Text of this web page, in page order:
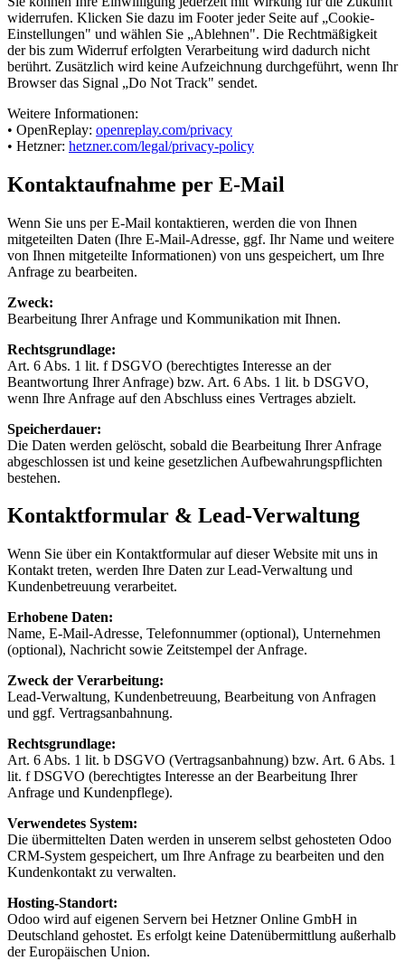
widerrufen. Klicken Sie dazu im Footer jeder Seite auf „Cookie-
Einstellungen" und wählen Sie „Ablehnen". Die Rechtmäßigkeit
der bis zum Widerruf erfolgten Verarbeitung wird dadurch nicht
berührt. Zusätzlich wird keine Aufzeichnung durchgeführt, wenn Ihr
Browser das Signal „Do Not Track" sendet.
Weitere Informationen:
• OpenReplay: openreplay.com/privacy
• Hetzner: hetzner.com/legal/privacy-policy
Kontaktaufnahme per E-Mail
Wenn Sie uns per E-Mail kontaktieren, werden die von Ihnen
mitgeteilten Daten (Ihre E-Mail-Adresse, ggf. Ihr Name und weitere
von Ihnen mitgeteilte Informationen) von uns gespeichert, um Ihre
Anfrage zu bearbeiten.
Zweck:
Bearbeitung Ihrer Anfrage und Kommunikation mit Ihnen.
Rechtsgrundlage:
Art. 6 Abs. 1 lit. f DSGVO (berechtigtes Interesse an der
Beantwortung Ihrer Anfrage) bzw. Art. 6 Abs. 1 lit. b DSGVO,
wenn Ihre Anfrage auf den Abschluss eines Vertrages abzielt.
Speicherdauer:
Die Daten werden gelöscht, sobald die Bearbeitung Ihrer Anfrage
abgeschlossen ist und keine gesetzlichen Aufbewahrungspflichten
bestehen.
Kontaktformular & Lead-Verwaltung
Wenn Sie über ein Kontaktformular auf dieser Website mit uns in
Kontakt treten, werden Ihre Daten zur Lead-Verwaltung und
Kundenbetreuung verarbeitet.
Erhobene Daten:
Name, E-Mail-Adresse, Telefonnummer (optional), Unternehmen
(optional), Nachricht sowie Zeitstempel der Anfrage.
Zweck der Verarbeitung:
Lead-Verwaltung, Kundenbetreuung, Bearbeitung von Anfragen
und ggf. Vertragsanbahnung.
Rechtsgrundlage:
Art. 6 Abs. 1 lit. b DSGVO (Vertragsanbahnung) bzw. Art. 6 Abs. 1
lit. f DSGVO (berechtigtes Interesse an der Bearbeitung Ihrer
Anfrage und Kundenpflege).
Verwendetes System:
Die übermittelten Daten werden in unserem selbst gehosteten Odoo
CRM-System gespeichert, um Ihre Anfrage zu bearbeiten und den
Kundenkontakt zu verwalten.
Hosting-Standort:
Odoo wird auf eigenen Servern bei Hetzner Online GmbH in
Deutschland gehostet. Es erfolgt keine Datenübermittlung außerhalb
der Europäischen Union.